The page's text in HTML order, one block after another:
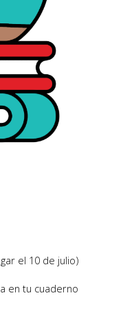
el 10 de julio)
en tu cuaderno